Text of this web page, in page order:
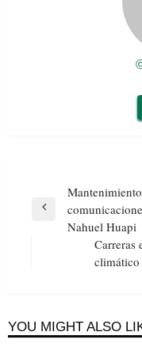
Navegación
de
entradas
Previous
Nahuel Huapi
Carreras
climático
YOU MIGHT ALSO